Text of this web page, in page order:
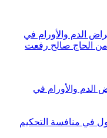
الدم والأورام في